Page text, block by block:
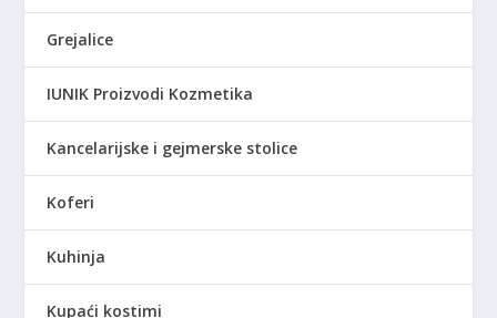
Grejalice
IUNIK Proizvodi Kozmetika
Kancelarijske i gejmerske stolice
Koferi
Kuhinja
Kupaći kostimi